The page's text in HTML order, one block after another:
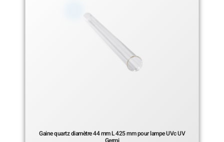
Gaine quartz diamètre 44 mm L 425 mm pour lampe UVc UV